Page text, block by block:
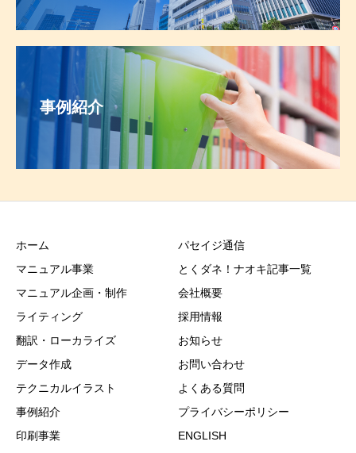
事例紹介
ホーム
マニュアル事業
マニュアル企画・制作
ライティング
翻訳・ローカライズ
データ作成
テクニカルイラスト
事例紹介
印刷事業
パセイジ通信
とくダネ！ナオキ記事一覧
会社概要
採用情報
お知らせ
お問い合わせ
よくある質問
プライバシーポリシー
ENGLISH